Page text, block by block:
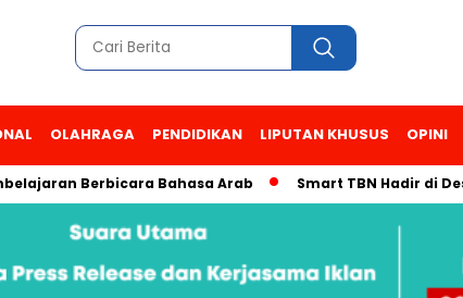
OLAHRAGA PENDIDIKAN LIPUTAN KHUSUS OPINI
Berbicara Bahasa Arab Smart TBN Hadir di Desa